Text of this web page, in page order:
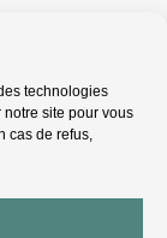
technologies
site pour vous
cas de refus,